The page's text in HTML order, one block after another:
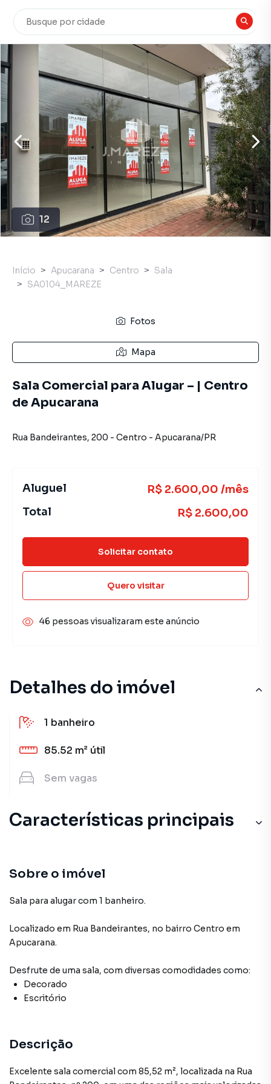
12
Detalhes do imóvel
1 banheiro
85.52 m² útil
Sem vagas
Características principais
Sobre o imóvel
Sala para alugar com 1 banheiro.
Localizado em Rua Bandeirantes, no bairro Centro em
Apucarana.
Desfrute de uma sala, com diversas comodidades como:
Decorado
Escritório
Descrição
Excelente sala comercial com 85,52 m², localizada na Rua
Início Apucarana Centro
Sala
SA0104_MAREZE
Fotos
Mapa
Sala Comercial para Alugar – | Centro
de Apucarana
Rua Bandeirantes, 200 - Centro - Apucarana/PR
Aluguel
R$ 2.600,00 /mês
Total
R$ 2.600,00
Solicitar contato
Quero visitar
46 pessoas visualizaram este anúncio